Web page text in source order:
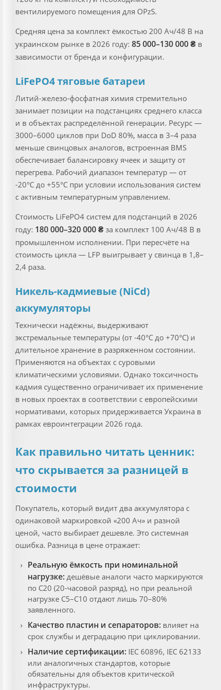
вентилируемого помещения для OPzS.
Средняя цена за комплект ёмкостью 200 Ач/48 В на
украинском рынке в 2026 году: 85 000–130 000 ₴ в
зависимости от бренда и конфигурации.
LiFePO4 тяговые батареи
Литий-железо-фосфатная химия стремительно
занимает позиции на подстанциях среднего класса
и в объектах распределённой генерации. Ресурс —
3000–6000 циклов при DoD 80%, масса в 3–4 раза
меньше свинцовых аналогов, встроенная BMS
обеспечивает балансировку ячеек и защиту от
перегрева. Рабочий диапазон температур — от
-20°C до +55°C при условии использования систем
с активным температурным управлением.
Стоимость LiFePO4 систем для подстанций в 2026
году: 180 000–320 000 ₴ за комплект 100 Ач/48 В в
промышленном исполнении. При пересчёте на
стоимость цикла — LFP выигрывает у свинца в 1,8–
2,4 раза.
Никель-кадмиевые (NiCd)
аккумуляторы
Технически надёжны, выдерживают
экстремальные температуры (от -40°C до +70°C) и
длительное хранение в разряженном состоянии.
Применяются на объектах с суровыми
климатическими условиями. Однако токсичность
кадмия существенно ограничивает их применение
в новых проектах в соответствии с европейскими
нормативами, которых придерживается Украина в
рамках евроинтеграции 2026 года.
Как правильно читать ценник:
что скрывается за разницей в
стоимости
Покупатель, который видит два аккумулятора с
одинаковой маркировкой «200 Ач» и разной
ценой, часто выбирает дешевле. Это системная
ошибка. Разница в цене отражает:
Реальную ёмкость при номинальной
нагрузке: дешёвые аналоги часто маркируются
по C20 (20-часовой разряд), но при реальной
нагрузке C5–C10 отдают лишь 70–80%
заявленного.
Качество пластин и сепараторов: влияет на
срок службы и деградацию при циклировании.
Наличие сертификации: IEC 60896, IEC 62133
или аналогичных стандартов, которые
обязательны для объектов критической
инфраструктуры.